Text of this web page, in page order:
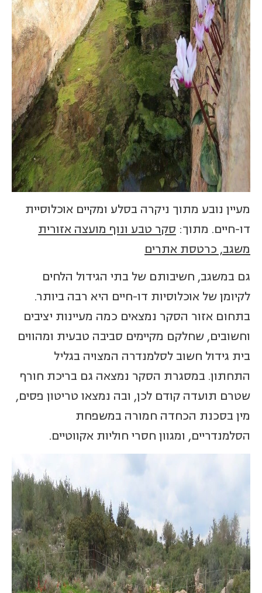
מעיין נובע מתוך ניקרה בסלע ומקיים אוכלוסיית
דו-חיים. מתוך: סקר טבע ונוף מועצה אזורית
משגב, כרטסת אתרים
גם במשגב, חשיבותם של בתי הגידול הלחים
לקיומן של אוכלוסיות דו-חיים היא רבה ביותר.
בתחום אזור הסקר נמצאים כמה מעיינות יציבים
וחשובים, שחלקם מקיימים סביבה טבעית ומהווים
בית גידול חשוב לסלמנדרה המצויה בגליל
התחתון. במסגרת הסקר נמצאה גם בריכת חורף
שטרם תועדה קודם לכן, ובה נמצאו טריטון פסים,
מין בסכנת הכחדה חמורה במשפחת
הסלמנדריים, ומגוון חסרי חוליות אקווטיים.